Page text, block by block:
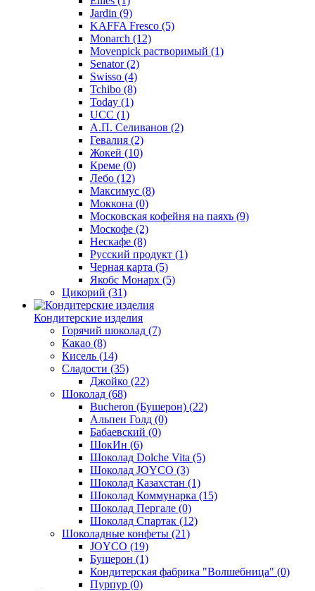
Jardin (9)
KAFFA Fresco (5)
Monarch (12)
Movenpick растворимый (1)
Senator(2)
Swisso (4)
Tchibo (8)
Today (1)
UCC (1)
А.П. Селиванов (2)
Гевалия (2)
Жокей (10)
Креме (0)
Лебо (12)
Максимус (8)
Моккона (0)
Московская кофейня на паяхъ (9)
Москофе (2)
Нескафе (8)
Русский продукт (1)
Черная карта (5)
Якобс Монарх (5)
Цикорий (31)
Кондитерские изделия
Горячий шоколад (7)
Какао (8)
Кисель (14)
Сладости (35)
Джойко (22)
Шоколад (68)
Bucheron (Бушерон) (22)
Альпен Голд (0)
Бабаевский (0)
ШокИн (6)
Шоколад Dolche Vita (5)
Шоколад JOYCO (3)
Шоколад Казахстан (1)
Шоколад Коммунарка (15)
Шоколад Пергале (0)
Шоколад Спартак (12)
Шоколадные конфеты (21)
JOYCO (19)
Бушерон (1)
Кондитерская фабрика "Волшебница" (0)
Пурпур (0)